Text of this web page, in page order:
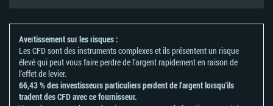
Avertissement sur les risques :
Les CFD sont des instruments complexes et ils présentent un risque
élevé qui peut vous faire perdre de l'argent rapidement en raison de
l'effet de levier.
66,43 % des investisseurs particuliers perdent de l'argent lorsqu'ils
tradent des CFD avec ce fournisseur.